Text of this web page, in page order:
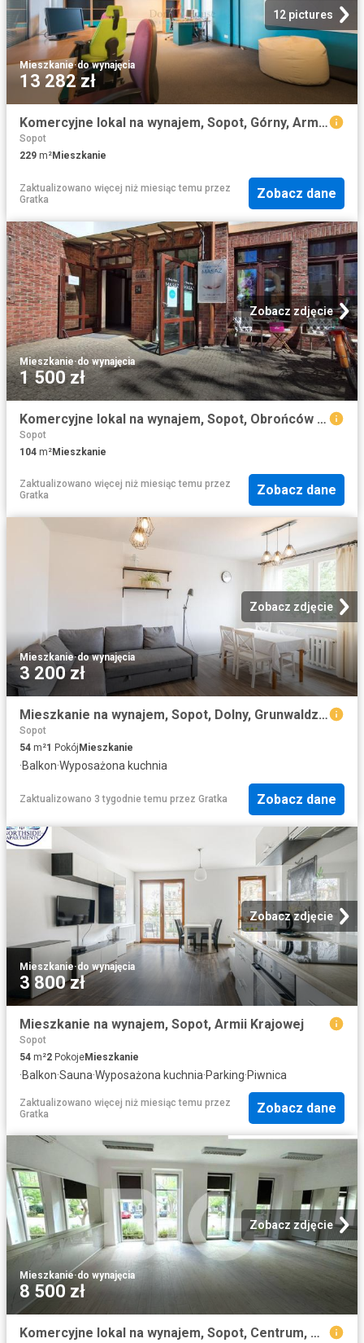
12 pictures
Mieszkanie·do wynajęcia
13 282 zł
Komercyjne lokal na wynajem, Sopot, Górny, Armii Krajowej
Sopot
229 m²Mieszkanie
Zaktualizowano więcej niż miesiąc temu przez
Gratka
Zobacz dane
Zobacz zdjęcie
Mieszkanie·do wynajęcia
1 500 zł
Komercyjne lokal na wynajem, Sopot, Obrońców Westerplatte
Sopot
104 m²Mieszkanie
Zaktualizowano więcej niż miesiąc temu przez
Gratka
Zobacz dane
Zobacz zdjęcie
Mieszkanie·do wynajęcia
3 200 zł
Mieszkanie na wynajem, Sopot, Dolny, Grunwaldzka
Sopot
54 m²1 Pokój Mieszkanie
·Balkon·Wyposażona kuchnia
Zaktualizowano 3 tygodnie temu przez Gratka Zobacz dane
Zobacz zdjęcie
Mieszkanie·do wynajęcia
3 800 zł
Mieszkanie na wynajem, Sopot, Armii Krajowej
Sopot
54 m²2 PokojeMieszkanie
·Balkon·Sauna·Wyposażona kuchnia·Parking·Piwnica
Zaktualizowano więcej niż miesiąc temu przez
Gratka
Zobacz dane
Zobacz zdjęcie
Mieszkanie·do wynajęcia
8 500 zł
Komercyjne lokal na wynajem, Sopot, Centrum, Niepodległości